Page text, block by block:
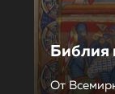
Библия
От